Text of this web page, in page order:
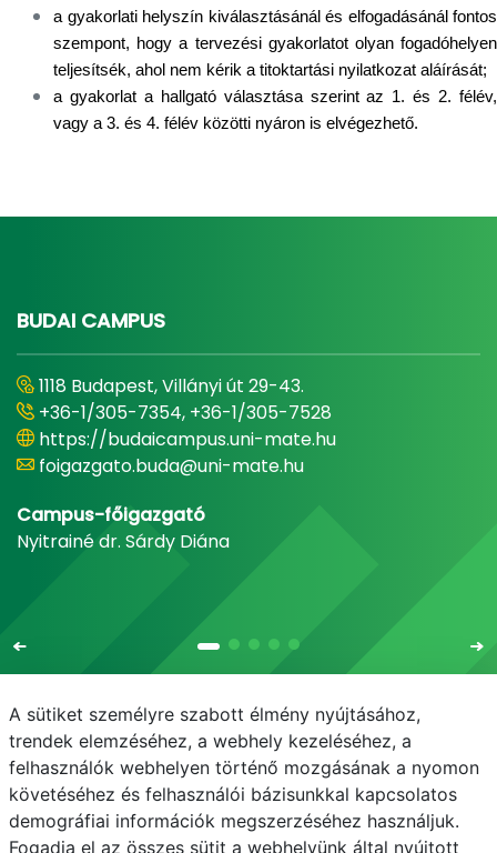
a gyakorlati helyszín kiválasztásánál és elfogadásánál fontos
szempont, hogy a tervezési gyakorlatot olyan fogadóhelyen
teljesítsék, ahol nem kérik a titoktartási nyilatkozat aláírását;
a gyakorlat a hallgató választása szerint az 1. és 2. félév,
vagy a 3. és 4. félév közötti nyáron is elvégezhető.
BUDAI CAMPUS
1118 Budapest, Villányi út 29-43.
+36-1/305-7354, +36-1/305-7528
https://budaicampus.uni-mate.hu
foigazgato.buda@uni-mate.hu
Campus-főigazgató
Nyitrainé dr. Sárdy Diána
E-mail Telefonkönyv NEPTUN
E-learning
Adatvédelem
A sütiket személyre szabott élmény nyújtásához,
trendek elemzéséhez, a webhely kezeléséhez, a
felhasználók webhelyen történő mozgásának a nyomon
követéséhez és felhasználói bázisunkkal kapcsolatos
demográfiai információk megszerzéséhez használjuk.
Fogadja el az összes sütit a webhelyünk által nyújtott